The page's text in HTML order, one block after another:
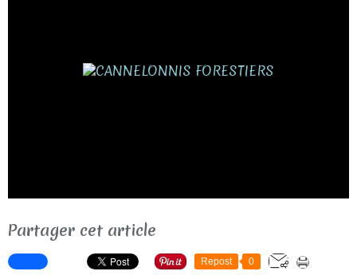
Partager cet article
Repost 0